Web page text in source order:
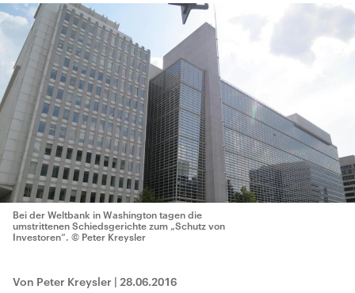
Bei der Weltbank in Washington tagen die
umstrittenen Schiedsgerichte zum „Schutz von
Investoren“. © Peter Kreysler
Von Peter Kreysler | 28.06.2016